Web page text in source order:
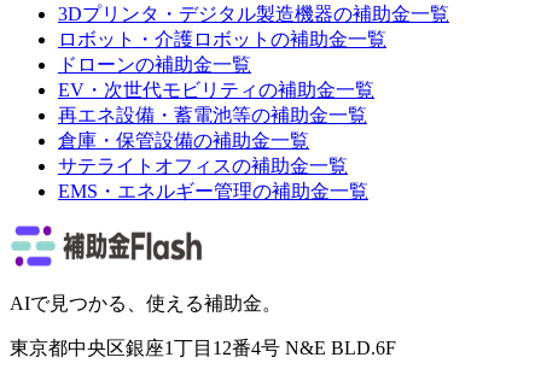
3Dプリンタ・デジタル製造機器の補助金一覧
ロボット・介護ロボット の補助金一覧
ドローンの補助金一覧
EV・次世代モビリティの補助金一覧
再エネ設備・蓄電池等の補助金一覧
倉庫・保管設備の補助金一覧
サテライトオフィスの補助金一覧
EMS・エネルギー管理の補助金一覧
AIで見つかる、使える補助金。
東京都中央区銀座1丁目12番4号 N&E BLD.6F